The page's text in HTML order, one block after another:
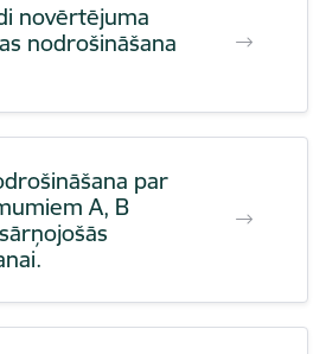
novērtējuma
nodrošināšana
par
A, B